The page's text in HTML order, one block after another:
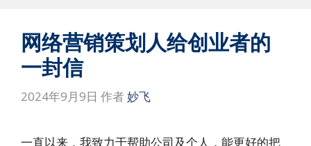
网络营销策划人给创业者的
一封信
2024年9月9日 作者妙飞
一直以来，我致力于帮助公司及个人，能更好的把